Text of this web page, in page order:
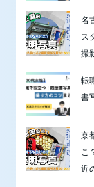
名
ス
撮
転
書
京
こ
近